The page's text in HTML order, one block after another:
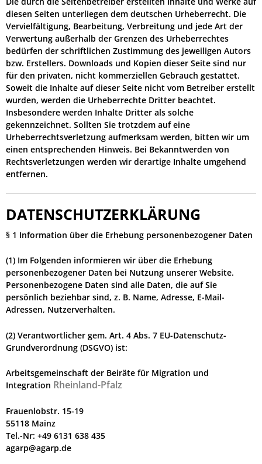
diesen Seiten unterliegen dem deutschen Urheberrecht. Die
Vervielfältigung, Bearbeitung, Verbreitung und jede Art der
Verwertung außerhalb der Grenzen des Urheberrechtes
bedürfen der schriftlichen Zustimmung des jeweiligen Autors
bzw. Erstellers. Downloads und Kopien dieser Seite sind nur
für den privaten, nicht kommerziellen Gebrauch gestattet.
Soweit die Inhalte auf dieser Seite nicht vom Betreiber erstellt
wurden, werden die Urheberrechte Dritter beachtet.
Insbesondere werden Inhalte Dritter als solche
gekennzeichnet. Sollten Sie trotzdem auf eine
Urheberrechtsverletzung aufmerksam werden, bitten wir um
einen entsprechenden Hinweis. Bei Bekanntwerden von
Rechtsverletzungen werden wir derartige Inhalte umgehend
entfernen.
DATENSCHUTZERKLÄRUNG
§ 1 Information über die Erhebung personenbezogener Daten
(1) Im Folgenden informieren wir über die Erhebung
personenbezogener Daten bei Nutzung unserer Website.
Personenbezogene Daten sind alle Daten, die auf Sie
persönlich beziehbar sind, z. B. Name, Adresse, E-Mail-
Adressen, Nutzerverhalten.
(2) Verantwortlicher gem. Art. 4 Abs. 7 EU-Datenschutz-
Grundverordnung (DSGVO) ist:
Arbeitsgemeinschaft der Beiräte für Migration und
Integration Rheinland-Pfalz
Frauenlobstr. 15-19
55118 Mainz
Tel.-Nr: +49 6131 638 435
agarp@agarp.de